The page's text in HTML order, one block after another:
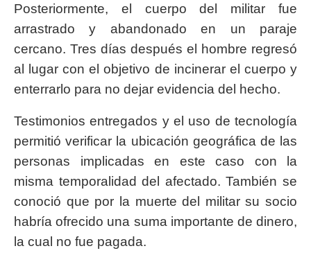
Posteriormente, el cuerpo del militar fue
arrastrado y abandonado en un paraje
cercano. Tres días después el hombre regresó
al lugar con el objetivo de incinerar el cuerpo y
enterrarlo para no dejar evidencia del hecho.
Testimonios entregados y el uso de tecnología
permitió verificar la ubicación geográfica de las
personas implicadas en este caso con la
misma temporalidad del afectado. También se
conoció que por la muerte del militar su socio
habría ofrecido una suma importante de dinero,
la cual no fue pagada.